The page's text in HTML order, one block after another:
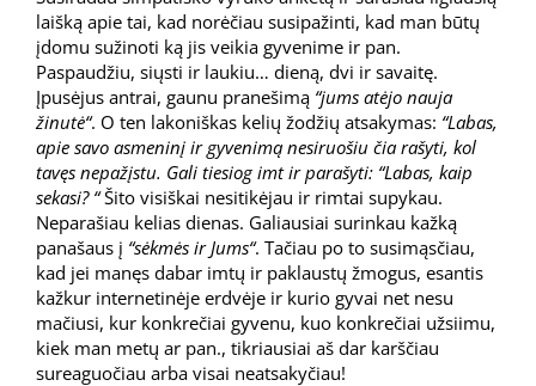
laišką apie tai, kad norėčiau susipažinti, kad man būtų
įdomu sužinoti ką jis veikia gyvenime ir pan.
Paspaudžiu, siųsti ir laukiu… dieną, dvi ir savaitę.
Įpusėjus antrai, gaunu pranešimą “jums atėjo nauja
žinutė“. O ten lakoniškas kelių žodžių atsakymas: “Labas,
apie savo asmeninį ir gyvenimą nesiruošiu čia rašyti, kol
tavęs nepažįstu. Gali tiesiog imt ir parašyti: “Labas, kaip
sekasi? “Šito visiškai nesitikėjau ir rimtai supykau.
Neparašiau kelias dienas. Galiausiai surinkau kažką
panašaus į “sėkmės ir Jums“. Tačiau po to susimąsčiau,
kad jei manęs dabar imtų ir paklaustų žmogus, esantis
kažkur internetinėje erdvėje ir kurio gyvai net nesu
mačiusi, kur konkrečiai gyvenu, kuo konkrečiai užsiimu,
kiek man metų ar pan., tikriausiai aš dar karščiau
sureaguočiau arba visai neatsakyčiau!